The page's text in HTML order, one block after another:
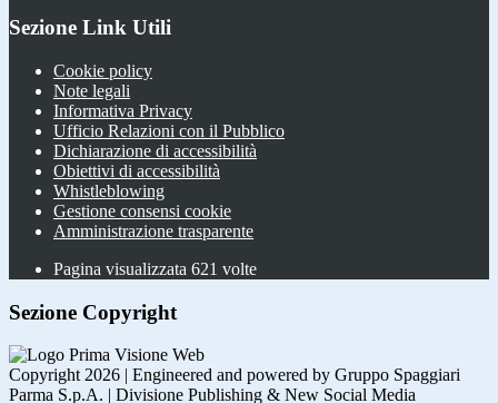
Sezione Link Utili
Cookie policy
Note legali
Informativa Privacy
Ufficio Relazioni con il Pubblico
Dichiarazione di accessibilità
Obiettivi di accessibilità
Whistleblowing
Gestione consensi cookie
Amministrazione trasparente
Pagina visualizzata 621 volte
Sezione Copyright
Copyright 2026 | Engineered and powered by Gruppo Spaggiari
Parma S.p.A. | Divisione Publishing & New Social Media